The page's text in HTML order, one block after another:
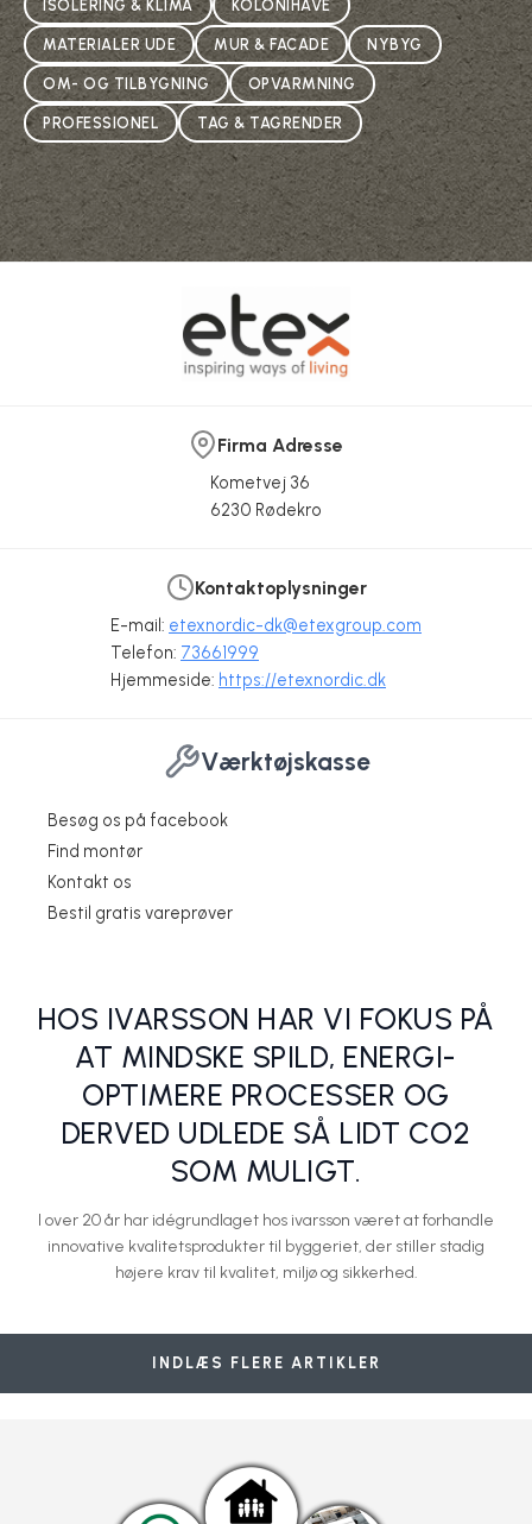
ISOLERING & KLIMA KOLONIHAVE
MATERIALER UDE MUR & FACADE NYBYG
OM- OG TILBYGNING OPVARMNING
PROFESSIONEL TAG & TAGRENDER
Firma Adresse
Kometvej 36
6230 Rødekro
Kontaktoplysninger
E-mail: etexnordic-dk@etexgroup.com
Telefon: 73661999
Hjemmeside: https://etexnordic.dk
Værktøjskasse
Besøg os på facebook
Find montør
Kontakt os
Bestil gratis vareprøver
EQUITONE Materia
Etex Nordic A/S
Installationstips ...
Etex Nordic A/S
Cedral ivarclick træstruktur eller smooth
Etex Nordic A/S
Hvor kan du benytte fibercement brædder?
Etex Nordic A/S
Malede ivarcem 700T og VillaCem bølgeplader skifter glans!
Etex Nordic A/S
HOS IVARSSON HAR VI FOKUS PÅ
AT MINDSKE SPILD, ENERGI-
OPTIMERE PROCESSER OG
DERVED UDLEDE SÅ LIDT CO2
SOM MULIGT.
I over 20 år har idégrundlaget hos ivarsson været at forhandle
innovative kvalitetsprodukter til byggeriet, der stiller stadig
højere krav til kvalitet, miljø og sikkerhed.
INDLÆS FLERE ARTIKLER